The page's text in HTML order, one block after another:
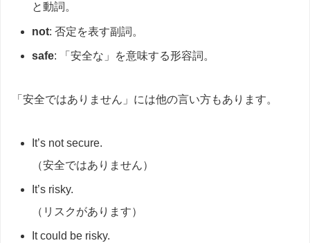
と動詞。
not: 否定を表す副詞。
safe: 「安全な」を意味する形容詞。
「安全ではありません」には他の言い方もあります。
It’s not secure.
（安全ではありません）
It’s risky.
（リスクがあります）
It could be risky.